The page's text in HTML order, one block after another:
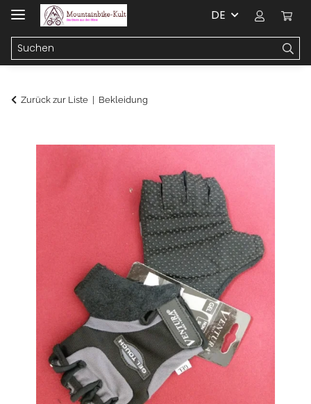
DE
Zurück zur Liste Bekleidung